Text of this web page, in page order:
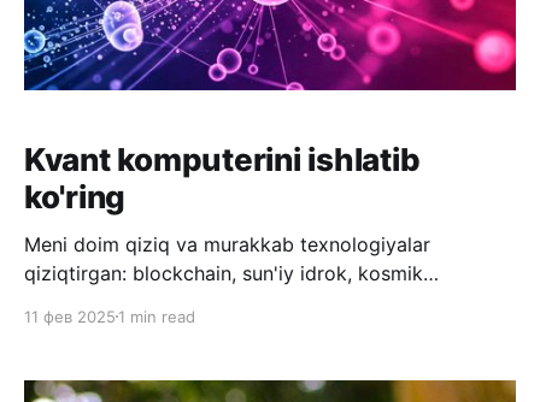
Kvant komputerini ishlatib
ko'ring
Meni doim qiziq va murakkab texnologiyalar
qiziqtirgan: blockchain, sun'iy idrok, kosmik
kvant mexanikasi birinchi marta o'ylab topilganda,
chunki u fizikaning ko'p fundamental qonunlariga
11 фев 2025 1 min read